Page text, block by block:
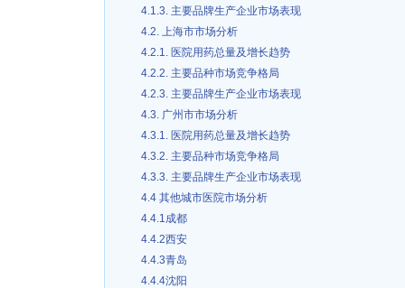
4.1.3. 主要品牌生产企业市场表现
4.2. 上海市市场分析
4.2.1. 医院用药总量及增长趋势
4.2.2. 主要品种市场竞争格局
4.2.3. 主要品牌生产企业市场表现
4.3. 广州市市场分析
4.3.1. 医院用药总量及增长趋势
4.3.2. 主要品种市场竞争格局
4.3.3. 主要品牌生产企业市场表现
4.4 其他城市医院市场分析
4.4.1成都
4.4.2西安
4.4.3青岛
4.4.4沈阳